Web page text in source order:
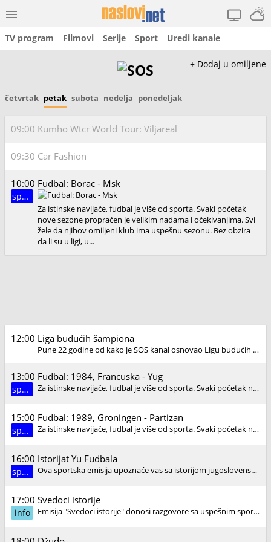
TV program Filmovi Serije Sport Uredi kanale
+ Dodaj u omiljene
četvrtak petak subota nedelja ponedeljak
09:00 Kumho Wtcr World Tour: Viljareal
09:30 Car Fashion
10:00
sport
Fudbal: Borac - Msk
Za istinske navijače, fudbal je više od sporta. Svaki početak
nove sezone propraćen je velikim nadama i očekivanjima. Svi
žele da njihov omiljeni klub ima uspešnu sezonu. Bez obzira
da li su u ligi, u...
12:00 Liga budućih šampiona
Pune 22 godine od kako je SOS kanal osnovao Ligu budućih šampiona u Srbiji su održavana i održavaju se i dalje takmičenja škola fudbala i podmladaka fudbalskih klubova sa područja Republike Srbije.
13:00
sport
Fudbal: 1984, Francuska - Yug
Za istinske navijače, fudbal je više od sporta. Svaki početak nove sezone propraćen je velikim nadama i očekivanjima. Svi žele da njihov omiljeni klub ima uspešnu sezonu. Bez obzira da li su u ligi, u...
15:00
sport
Fudbal: 1989, Groningen - Partizan
Za istinske navijače, fudbal je više od sporta. Svaki početak nove sezone propraćen je velikim nadama i očekivanjima. Svi žele da njihov omiljeni klub ima uspešnu sezonu. Bez obzira da li su u ligi, u...
16:00
sport
Istorijat Yu Fudbala
Ova sportska emisija upoznaće vas sa istorijom jugoslovenskog fudbala i njenim najvećim fudbalskim imenima.
17:00
info
Svedoci istorije
Emisija "Svedoci istorije" donosi razgovore sa uspešnim sportistima i trenerima koji su obeležili istoriju jugoslovenskog i srpskog sporta.